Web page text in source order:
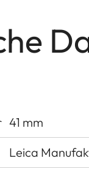
41 mm
Leica